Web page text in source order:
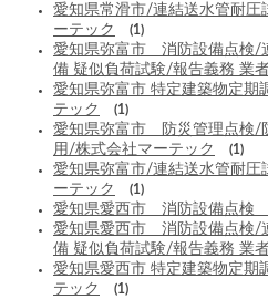
愛知県常滑市/連結送水管耐
ーテック
(1)
愛知県弥富市 消防設備点検/
備 疑似負荷試験/報告義務 業
愛知県弥富市 特定建築物定期
テック
(1)
愛知県弥富市 防災管理点検/
用/株式会社マーテック
(1)
愛知県弥富市/連結送水管耐
ーテック
(1)
愛知県愛西市 消防設備点検
愛知県愛西市 消防設備点検/
備 疑似負荷試験/報告義務 業
愛知県愛西市 特定建築物定期
テック
(1)